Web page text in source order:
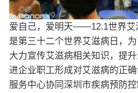
爱自己，爱明天——12.1世界艾
是第三十二个世界艾滋病日，
大力宣传艾滋病相关知识，提
进企业职工形成对艾滋病的正
服务中心协同深圳市疾病预防